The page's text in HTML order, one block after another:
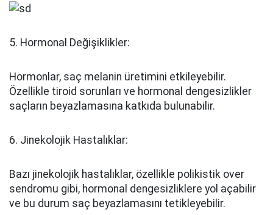
5. Hormonal Değişiklikler:
Hormonlar, saç melanin üretimini etkileyebilir.
Özellikle tiroid sorunları ve hormonal dengesizlikler
saçların beyazlamasına katkıda bulunabilir.
6. Jinekolojik Hastalıklar:
Bazı jinekolojik hastalıklar, özellikle polikistik over
sendromu gibi, hormonal dengesizliklere yol açabilir
ve bu durum saç beyazlamasını tetikleyebilir.